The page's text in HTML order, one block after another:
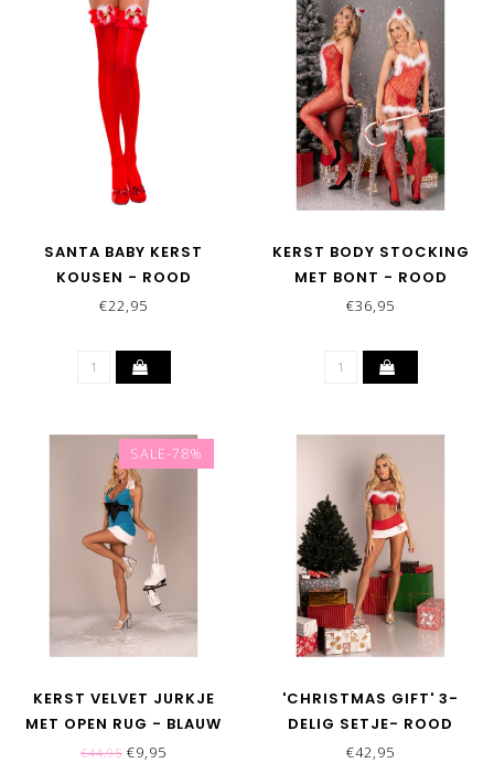
SANTA BABY KERST
KOUSEN - ROOD
€22,95
KERST BODY STOCKING
MET BONT - ROOD
€36,95
SALE-78%
KERST VELVET JURKJE
MET OPEN RUG - BLAUW
€44,95 €9,95
'CHRISTMAS GIFT' 3-
DELIG SETJE- ROOD
€42,95